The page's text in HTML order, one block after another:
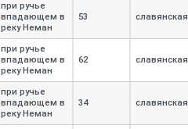
при ручье
впадающем в
реку Неман
53 славянская
при ручье
впадающем в
реку Неман
62 славянская
при ручье
впадающем в
реку Неман
34 славянская